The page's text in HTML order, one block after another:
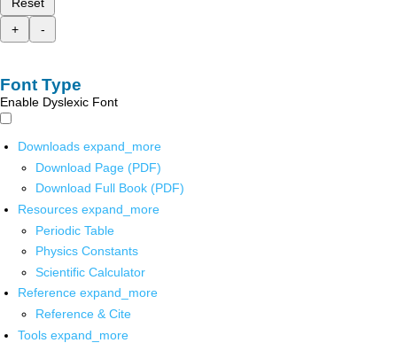
+
-
Font Type
Enable Dyslexic Font
Downloads expand_more
Download Page (PDF)
Download Full Book (PDF)
Resources expand_more
Periodic Table
Physics Constants
Scientific Calculator
Reference expand_more
Reference & Cite
Tools expand_more